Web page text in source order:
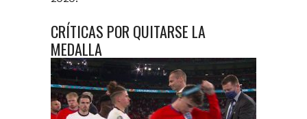
CRÍTICAS POR QUITARSE LA
MEDALLA